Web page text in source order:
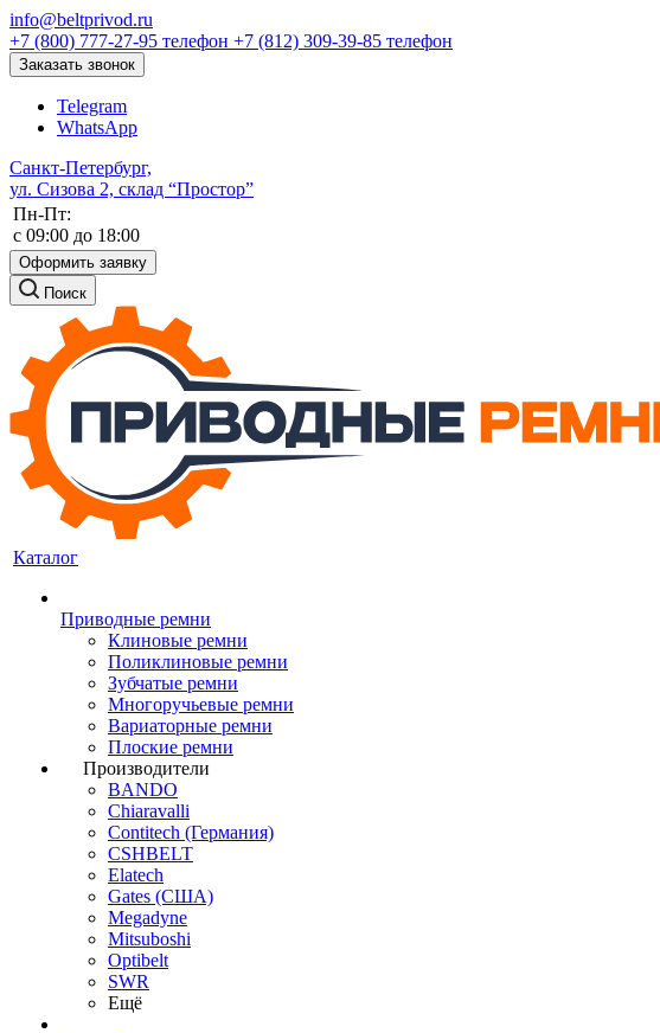
info@beltprivod.ru
+7 (800) 777-27-95 телефон +7 (812) 309-39-85 телефон
Заказать звонок
Telegram
WhatsApp
Санкт-Петербург,
ул. Сизова 2, склад “Простор”
Пн-Пт:
c 09:00 до 18:00
Оформить заявку
Поиск
Каталог
Приводные ремни
Клиновые ремни
Поликлиновые ремни
Зубчатые ремни
Многоручьевые ремни
Вариаторные ремни
Плоские ремни
Производители
BANDO
Chiaravalli
Contitech (Германия)
CSHBELT
Elatech
Gates (США)
Megadyne
Mitsuboshi
Optibelt
SWR
Ещё